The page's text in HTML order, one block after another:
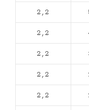
2,2
2,2
2,2
2,2
2,2